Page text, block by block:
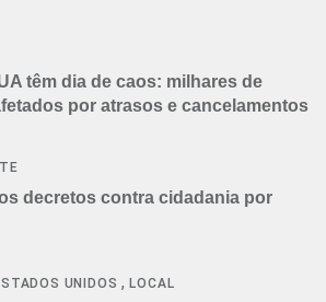
têm dia de caos: milhares de
por atrasos e cancelamentos
decretos contra cidadania por
UNIDOS ,LOCAL